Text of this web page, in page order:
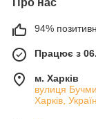
Про нас
94%
Працює з
м. Харків
вулиця
Харків,